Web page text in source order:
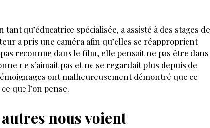
qu’éducatrice spécialisée, a assisté à des stages de
a pris une caméra afin qu’elles se réapproprient
pas reconnue dans le film, elle pensait ne pas être dans
ne s’aimait pas et ne se regardait plus depuis de
ont malheureusement démontré que ce
que l’on pense.
nous voient